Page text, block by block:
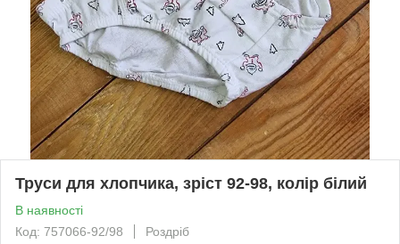
Труси для хлопчика, зріст 92-98, колір білий
В наявності
Код: 757066-92/98
Роздріб